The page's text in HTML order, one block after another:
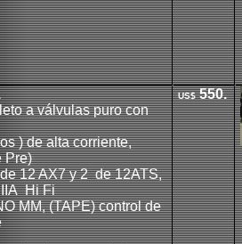
a válvulas puro con
) de alta corriente,
Pre)
12 AX7 y 2 de 12ATS,
Hi Fi
MM, (TAPE) control de
US$550.